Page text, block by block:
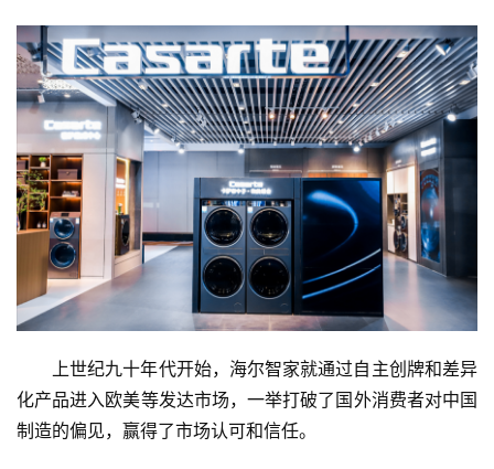
上世纪九十年代开始，海尔智家就通过自主创牌和差异
化产品进入欧美等发达市场，一举打破了国外消费者对中国
制造的偏见，赢得了市场认可和信任。